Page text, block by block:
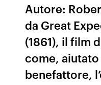
Autore:
da Great
(1861), il film
come,
benefattore,